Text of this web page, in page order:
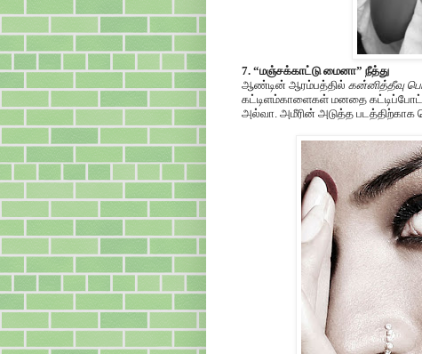
7. “மஞ்சக்காட்டு மைனா” நீத்து
ஆண்டின் ஆரம்பத்தில் கன்னித்தீவு
கட்டிளம்காளைகள் மனதை
அல்வா. அமீரின் அடுத்த படத்திற்காக